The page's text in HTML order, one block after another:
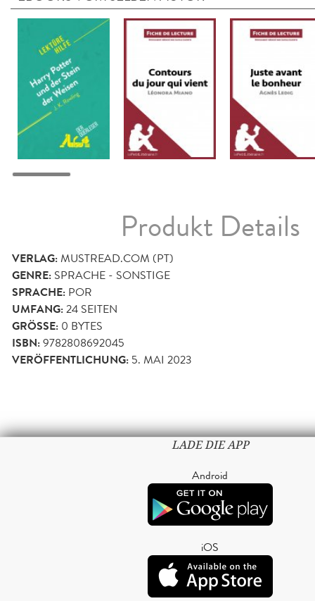
Produkt Details
VERLAG:MUSTREAD.COM (PT)
GENRE: SPRACHE - SONSTIGE
SPRACHE: POR
UMFANG:24 SEITEN
GRÖSSE: 0 BYTES
ISBN:9782808692045
VERÖFFENTLICHUNG: 5. MAI 2023
LADE DIE APP
Android
iOS